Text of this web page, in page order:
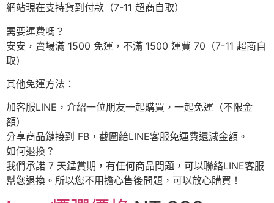
網站現在支持貨到付款（7-11 超商自取）
需要運費嗎？
安安，賣場滿 1500 免運，不滿 1500 運費 70（7-11 超商自
取）
其他免運方法：
加客服LINE，介紹一位朋友一起購買，一起免運（不限金
額）
分享商品鏈接到 FB，截圖給LINE客服免運費還減金額。
如何退換？
我們承諾 7 天錳賞期，有任何商品問題，可以聯絡LINE客服
幫您退換。所以您不用擔心售後問題，可以放心購買！